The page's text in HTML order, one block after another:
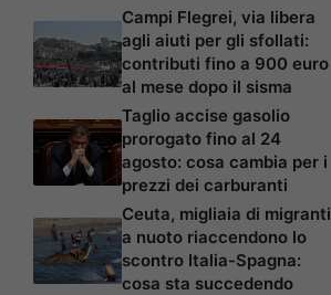
Campi Flegrei, via libera
agli aiuti per gli sfollati:
contributi fino a 900 euro
al mese dopo il sisma
Taglio accise gasolio
prorogato fino al 24
agosto: cosa cambia per i
prezzi dei carburanti
Ceuta, migliaia di migranti
a nuoto riaccendono lo
scontro Italia-Spagna:
cosa sta succedendo